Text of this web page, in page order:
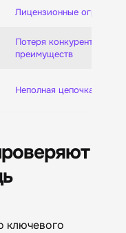
Лицензионные
Потеря конкурентных
преимуществ
Неполная цепочка прав
ключевого